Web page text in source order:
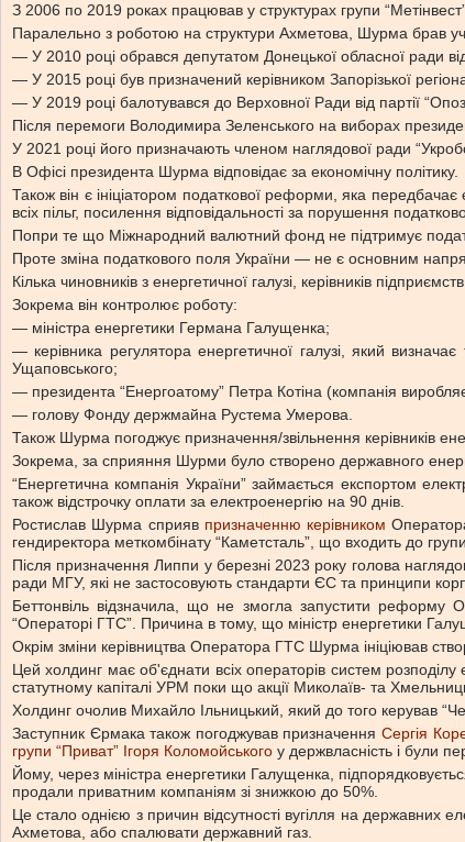
З 2006 по 2019 роках працював у структурах групи
Паралельно з роботою на структури Ахметова, Шурма брав
— У 2010 році обрався депутатом Донецької обласної ради від
— У 2015 році був призначений керівником Запорізької
— У 2019 році балотувався до Верховної Ради від партії
Після перемоги Володимира Зеленського на виборах
У 2021 році його призначають членом наглядової ради
В Офісі президента Шурма відповідає за економічну політику.
Також він є ініціатором податкової реформи, яка
всіх пільг, посилення відповідальності за порушення
Попри те що Міжнародний валютний фонд не підтримує
Проте зміна податкового поля України — не є основним
Кілька чиновників з енергетичної галузі, керівників
Зокрема він контролює роботу:
— міністра енергетики Германа Галущенка;
— керівника регулятора енергетичної галузі, який
Ущаповського;
— президента “Енергоатому” Петра Котіна (компанія
— голову Фонду держмайна Рустема Умерова.
Також Шурма погоджує призначення/звільнення керівників
Зокрема, за сприяння Шурми було створено державного
“Енергетична компанія України” займається експортом
також відстрочку оплати за електроенергію на 90 днів.
Ростислав Шурма сприяв призначенню керівником
гендиректора меткомбінату “Каметсталь”, що входить до
Після призначення Липпи у березні 2023 року голова
ради МГУ, які не застосовують стандарти ЄС та принципи
Беттонвіль відзначила, що не змогла запустити реформу
“Операторі ГТС”. Причина в тому, що міністр енергетики
Окрім зміни керівництва Оператора ГТС Шурма ініціював
Цей холдинг має об'єднати всіх операторів систем
статутному капіталі УРМ поки що акції Миколаїв- та
Холдинг очолив Михайло Ільницький, який до того керував
Заступник Єрмака також погоджував призначенняСергія
групи “Приват” Ігоря Коломойського у держвласність і були
Йому, через міністра енергетики Галущенка,
продали приватним компаніям зі знижкою до 50%.
Це стало однією з причин відсутності вугілля на державних
Ахметова, або спалювати державний газ.